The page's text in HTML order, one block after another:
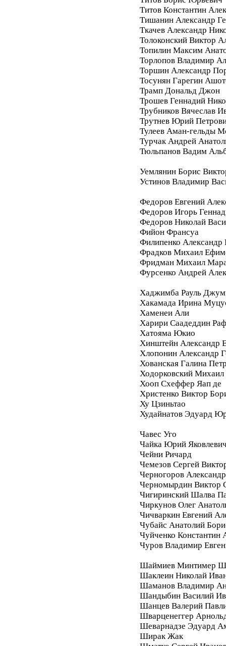
Титов Константин
Тишанин Александр
Ткачев Александр
Толоконский Виктор
Топилин Максим
Торлопов Владимир
Торшин Александр
Тосунян Гарегин
Трамп Дональд Джон
Трошев Геннадий
Трубников Вячеслав
Трутнев Юрий
Тулеев Аман-гельды
Турчак Андрей
Тюльпанов Вадим
Уемлянин Борис
Устинов Владимир
Федоров Евгений
Федоров Игорь
Федоров Николай
Фийон Франсуа
Филипенко Александр
Фрадков Михаил
Фридман Михаил
Фурсенко Андрей
Хаджимба Рауль
Хакамада Ирина
Хаменеи Али
Харири Саадеддин
Хатояма Юкио
Хинштейн Александр
Хлопонин Александр
Хованская Галина
Ходорковский Михаил
Хооп Схеффер Яап де
Христенко Виктор
Ху Цзиньтао
Худайнатов Эдуард
Чавес Уго
Чайка Юрий
Чейни Ричард
Чемезов Сергей
Черногоров
Черномырдин Виктор
Чигиринский Шалва
Чиркунов Олег
Чичваркин Евгений
Чубайс Анатолий
Чуйченко Константин
Чуров Владимир
Шаймиев Минтимер
Шаклеин Николай
Шаманов Владимир
Шандыбин Василий
Шанцев Валерий
Шварценеггер
Шеварнадзе Эдуард
Ширак Жак